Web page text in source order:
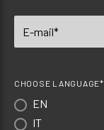
CHOOSE LANGUAGE*
EN
IT